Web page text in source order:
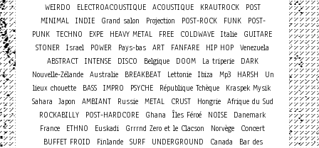
WEIRDO
ELECTROACOUSTIQUE ACOUSTIQUE KRAUTROCK
POST
MINIMAL INDIE Grand salon Projection POST-ROCK FUNK
POST-
PUNK
TECHNO EXPE HEAVY METAL FREE COLDWAVE Italie
GUITARE
STONER
Israel POWER Pays-bas ART FANFARE HIP HOP Venezuela
ABSTRACT
INTENSE DISCO Belgique DOOM La triperie
DARK
Nouvelle-Zélande Australie BREAKBEAT Lettonie Ibiza Mp3 HARSH
Un
lieux chouette
BASS IMPRO PSYCHE République Tchèque
Kraspek Mysik
Sahara Japon AMBIANT Russie METAL CRUST Hongrie
Afrique du Sud
ROCKABILLY
POST-HARDCORE Ghana Îles Féroé NOISE
Danemark
France
ETHNO Euskadi Grrrnd Zero et le Clacson Norvège Concert
BUFFET FROID Finlande SURF UNDERGROUND Canada
Bar des